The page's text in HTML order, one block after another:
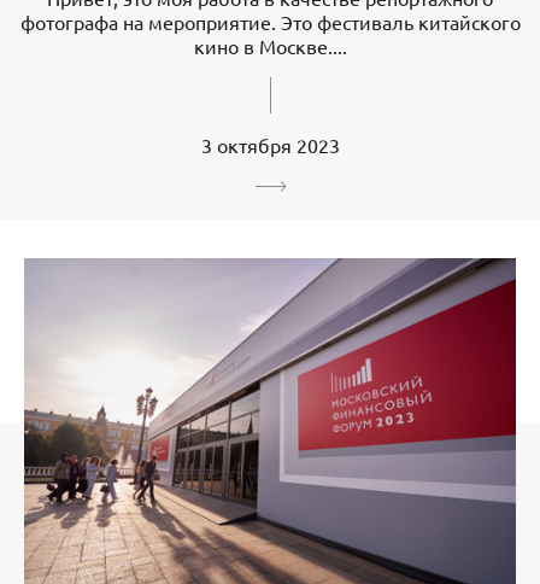
фотографа на мероприятие. Это фестиваль китайского
кино в Москве....
3 октября 2023